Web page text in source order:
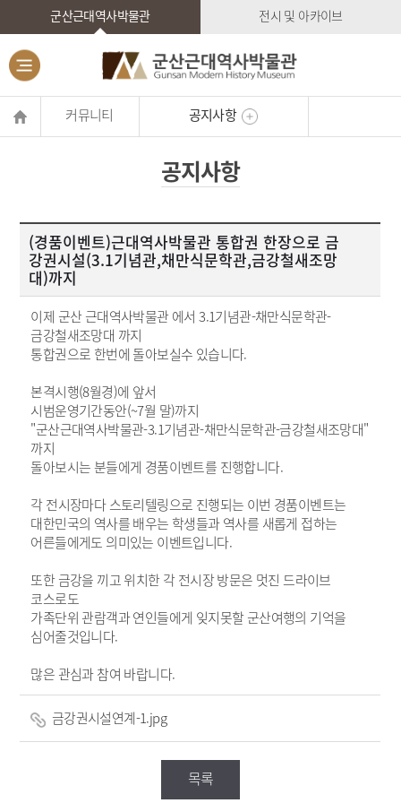
군산근대역사박물관 전시 및 아카이브
커뮤니티 공지사항
공지사항
(경품이벤트)근대역사박물관 통합권 한장으로 금
강권시설(3.1기념관,채만식문학관,금강철새조망
대)까지
이제 군산 근대역사박물관 에서 3.1기념관-채만식문학관-
금강철새조망대 까지
통합권으로 한번에 돌아보실수 있습니다.
본격시행(8월경)에 앞서
시범운영기간동안(~7월 말)까지
"군산근대역사박물관-3.1기념관-채만식문학관-금강철새조망대"
까지
돌아보시는 분들에게 경품이벤트를 진행합니다.
각 전시장마다 스토리텔링으로 진행되는 이번 경품이벤트는
대한민국의 역사를 배우는 학생들과 역사를 새롭게 접하는
어른들에게도 의미있는 이벤트입니다.
또한 금강을 끼고 위치한 각 전시장 방문은 멋진 드라이브
코스로도
가족단위 관람객과 연인들에게 잊지못할 군산여행의 기억을
심어줄것입니다.
많은 관심과 참여 바랍니다.
금강권시설연계-1.jpg
목록